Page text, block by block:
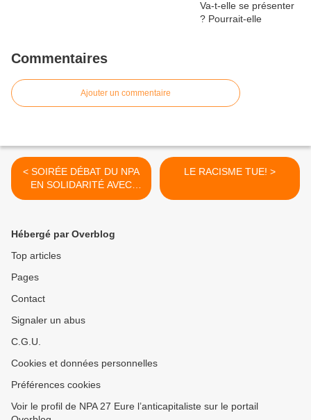
Commentaires
Ajouter un commentaire
< SOIRÉE DÉBAT DU NPA
EN SOLIDARITÉ AVEC
L'UKRAINE
LE RACISME TUE! >
Hébergé par Overblog
Top articles
Pages
Contact
Signaler un abus
C.G.U.
Cookies et données personnelles
Préférences cookies
Voir le profil de NPA 27 Eure l’anticapitaliste sur le portail